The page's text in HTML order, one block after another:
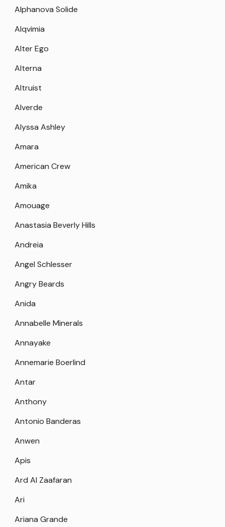
Alphanova Solide
Alqvimia
Alter Ego
Alterna
Altruist
Alverde
Alyssa Ashley
Amara
American Crew
Amika
Amouage
Anastasia Beverly Hills
Andreia
Angel Schlesser
Angry Beards
Anida
Annabelle Minerals
Annayake
Annemarie Boerlind
Antar
Anthony
Antonio Banderas
Anwen
Apis
Ard Al Zaafaran
Ari
Ariana Grande